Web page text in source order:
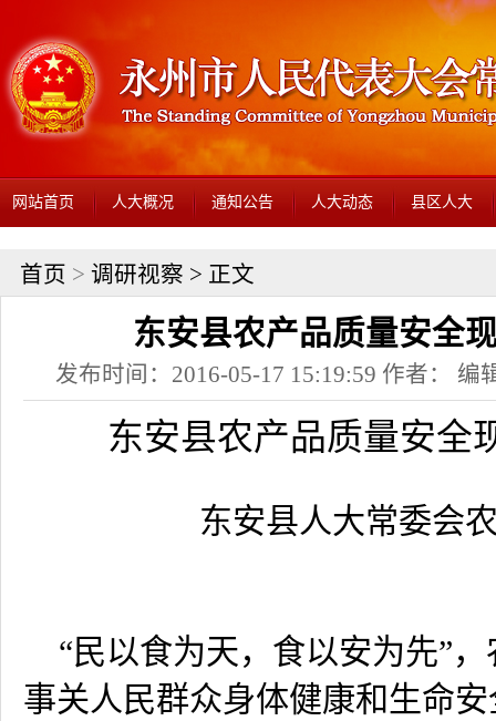
网站首页 人大概况 通知公告 人大动态 县区人大
首页 > 调研视察 > 正文
东安县农产品质量安全
发布时间：2016-05-17 15:19:59 作者： 编
东安县农产品质量安全
东安县人大常委会
“民以食为天，食以安为先”，
事关人民群众身体健康和生命